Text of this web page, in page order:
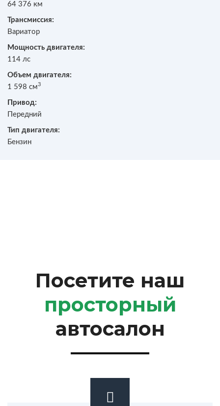
64 376 км
Трансмиссия:
Вариатор
Мощность двигателя:
114 лс
Объем двигателя:
1 598 см3
Привод:
Передний
Тип двигателя:
Бензин
Посетите наш
просторный
автосалон